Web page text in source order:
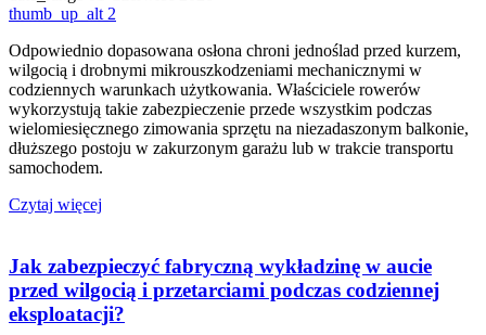
thumb_up_alt 2
Odpowiednio dopasowana osłona chroni jednoślad przed kurzem,
wilgocią i drobnymi mikrouszkodzeniami mechanicznymi w
codziennych warunkach użytkowania. Właściciele rowerów
wykorzystują takie zabezpieczenie przede wszystkim podczas
wielomiesięcznego zimowania sprzętu na niezadaszonym balkonie,
dłuższego postoju w zakurzonym garażu lub w trakcie transportu
samochodem.
Czytaj więcej
Jak zabezpieczyć fabryczną wykładzinę w aucie
przed wilgocią i przetarciami podczas codziennej
eksploatacji?